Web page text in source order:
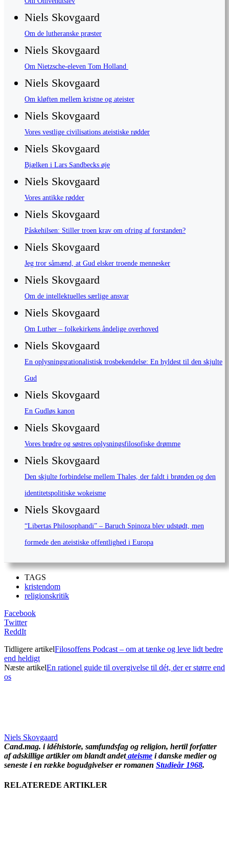
Niels Skovgaard
Om de lutheranske præster
Niels Skovgaard
Om Nietzsche-eleven Tom Holland
Niels Skovgaard
Om kløften mellem kristne og ateister
Niels Skovgaard
Vores vestlige civilisations ateistiske rødder
Niels Skovgaard
Bjælken i Lars Sandbecks øje
Niels Skovgaard
Vores antikke rødder
Niels Skovgaard
Påskehilsen: Stiller troen krav om ofring af forstanden?
Niels Skovgaard
Jeg tror såmænd, at Gud elsker troende mennesker
Niels Skovgaard
Om de intellektuelles særlige ansvar
Niels Skovgaard
Om Luther – folkekirkens åndelige overhoved
Niels Skovgaard
En oplysningsrationalistisk trosbekendelse: En hyldest til den skjulte
Gud
Niels Skovgaard
En Gudløs kanon
Niels Skovgaard
Vores brødre og søstres oplysningsfilosofiske drømme
Niels Skovgaard
Den skjulte forbindelse mellem Thales, der faldt i brønden og den
identitetspolitiske wokeisme
Niels Skovgaard
“Libertas Philosophandi” – Baruch Spinoza blev udstødt, men
formede den ateistiske offentlighed i Europa
TAGS
kristendom
religionskritik
Facebook
Twitter
ReddIt
Tidligere artikelFilosoffens Podcast – om at tænke og leve lidt bedre
end heldigt
Næste artikelEn rationel guide til overgivelse til dét, der er større end
os
Niels Skovgaard
Cand.mag. i idéhistorie, samfundsfag og religion, hertil forfatter
af adskillige artikler om blandt andetateisme i danske medier og
seneste i en række bogudgivelser er romanen Studieår 1968.
RELATEREDE ARTIKLER